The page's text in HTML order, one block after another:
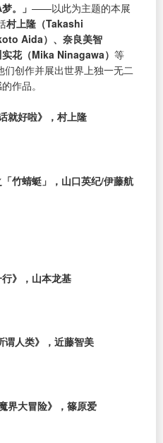
。」 ——以此为主题的本展
村上隆（Takashi
Aida）、奈良美智
花（Mika Ninagawa） 等
们创作并展出世界上独一无二
作品。
就好啦》，村上隆
竹蜻蜓」，山口英纪/伊藤航
行》，山本龙基
谓人类》，近藤智美
界大冒险》，篠原爱